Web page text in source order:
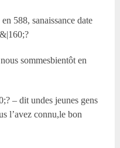
588, sanaissance date
sommesbientôt en
– dit undes jeunes gens
l’avez connu,le bon